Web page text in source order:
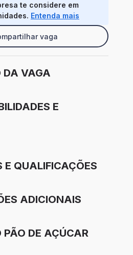
te considere em
Entenda mais
vaga
DA VAGA
E
E QUALIFICAÇÕES
ADICIONAIS
PÃO DE AÇÚCAR